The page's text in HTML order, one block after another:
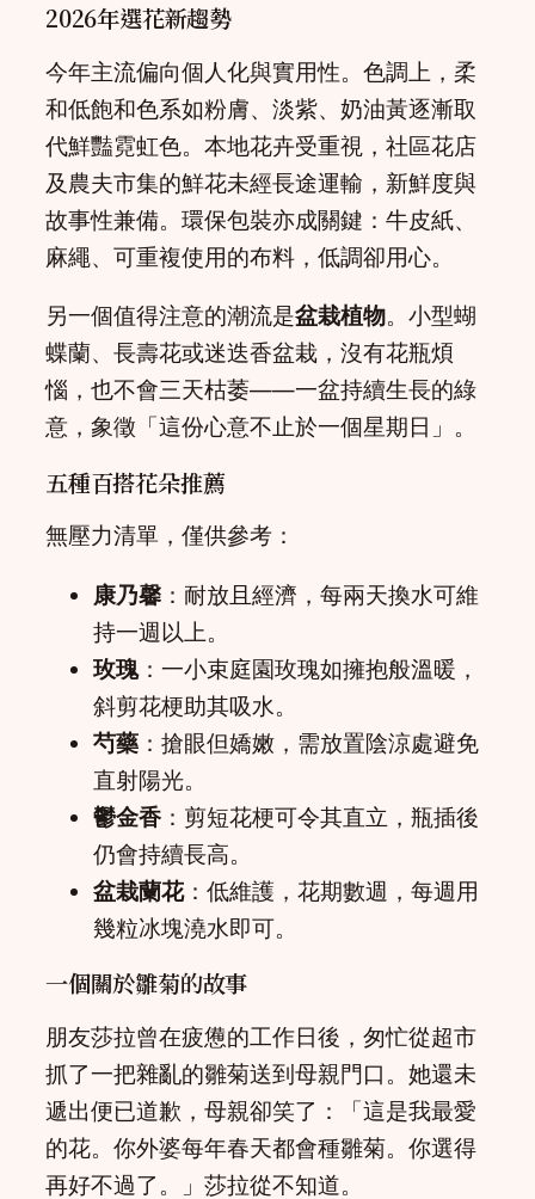
2026年選花新趨勢
今年主流偏向個人化與實用性。色調上，柔
和低飽和色系如粉膚、淡紫、奶油黃逐漸取
代鮮豔霓虹色。本地花卉受重視，社區花店
及農夫市集的鮮花未經長途運輸，新鮮度與
故事性兼備。環保包裝亦成關鍵：牛皮紙、
麻繩、可重複使用的布料，低調卻用心。
另一個值得注意的潮流是盆栽植物。小型蝴
蝶蘭、長壽花或迷迭香盆栽，沒有花瓶煩
惱，也不會三天枯萎——一盆持續生長的綠
意，象徵「這份心意不止於一個星期日」。
五種百搭花朵推薦
無壓力清單，僅供參考：
康乃馨 ：耐放且經濟，每兩天換水可維
持一週以上。
玫瑰：一小束庭園玫瑰如擁抱般溫暖，
斜剪花梗助其吸水。
芍藥 ：搶眼但嬌嫩，需放置陰涼處避免
直射陽光。
鬱金香：剪短花梗可令其直立，瓶插後
仍會持續長高。
盆栽蘭花：低維護，花期數週，每週用
幾粒冰塊澆水即可。
一個關於雛菊的故事
朋友莎拉曾在疲憊的工作日後，匆忙從超市
抓了一把雜亂的雛菊送到母親門口。她還未
遞出便已道歉，母親卻笑了：「這是我最愛
的花。你外婆每年春天都會種雛菊。你選得
再好不過了。」莎拉從不知道。